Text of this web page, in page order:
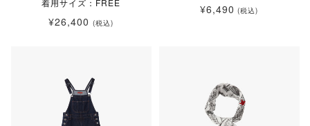
¥26,400 (税込)
¥6,490(税込)